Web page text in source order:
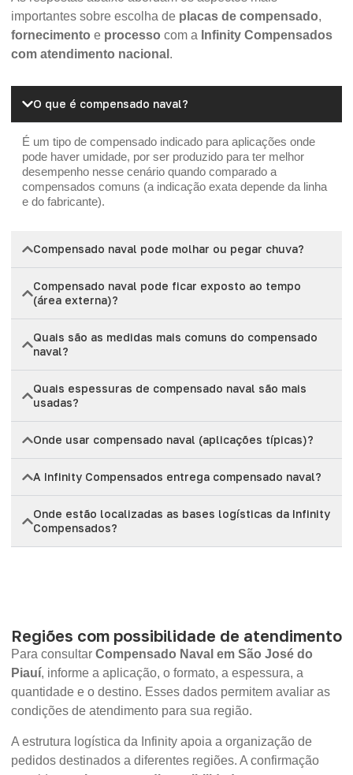
importantes sobre escolha de placas de compensado,
fornecimento e processo com a Infinity Compensados
com atendimento nacional .
O que é compensado naval?
É um tipo de compensado indicado para aplicações onde
pode haver umidade, por ser produzido para ter melhor
desempenho nesse cenário quando comparado a
compensados comuns (a indicação exata depende da linha
e do fabricante).
Compensado naval pode molhar ou pegar chuva?
Compensado naval pode ficar exposto ao tempo
(área externa)?
Quais são as medidas mais comuns do compensado
naval?
Quais espessuras de compensado naval são mais
usadas?
Onde usar compensado naval (aplicações típicas)?
A Infinity Compensados entrega compensado naval?
Onde estão localizadas as bases logísticas da Infinity
Compensados?
Regiões com possibilidade de atendimento
Para consultar Compensado Naval em São José do
Piauí, informe a aplicação, o formato, a espessura, a
quantidade e o destino. Esses dados permitem avaliar as
condições de atendimento para sua região.
A estrutura logística da Infinity apoia a organização de
pedidos destinados a diferentes regiões. A confirmação